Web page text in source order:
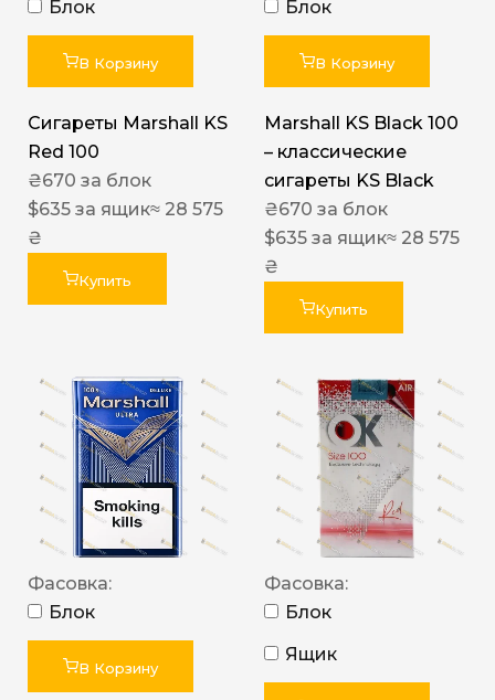
Блок
В Корзину
Сигареты Marshall KS
Red 100
₴670 за блок
$635 за ящик≈ 28 575
₴
Купить
Блок
В Корзину
Marshall KS Black 100
– классические
сигареты KS Black
₴670 за блок
$635 за ящик≈ 28 575
₴
Купить
Фасовка:
Блок
В Корзину
Фасовка:
Блок
Ящик